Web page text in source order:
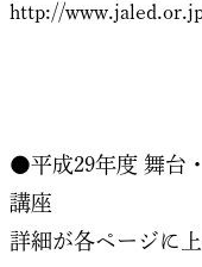
http://
●平成29年度 舞台
講座
詳細が各ページに